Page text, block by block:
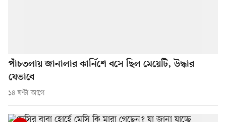
পাঁচতলায় জানালার কার্নিশে বসে ছিল মেয়েটি, উদ্ধার
যেভাবে
১৪ ঘণ্টা আগে